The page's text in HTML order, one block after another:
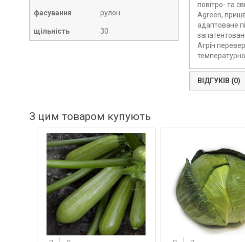
фасування рулон
щільність 30
повітро- та
Agreen,
адаптоване
Агрін
ВІДГУКІВ (0)
З цим товаром купують